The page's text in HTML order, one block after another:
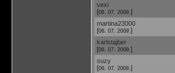
vexi
[06. 07. 2009. ]
martina23000
[06. 07. 2009. ]
karlstajber
[06. 07. 2009. ]
suzy
[06. 07. 2009. ]